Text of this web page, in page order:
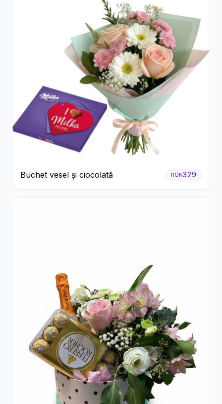
Buchet vesel și ciocolată RON329